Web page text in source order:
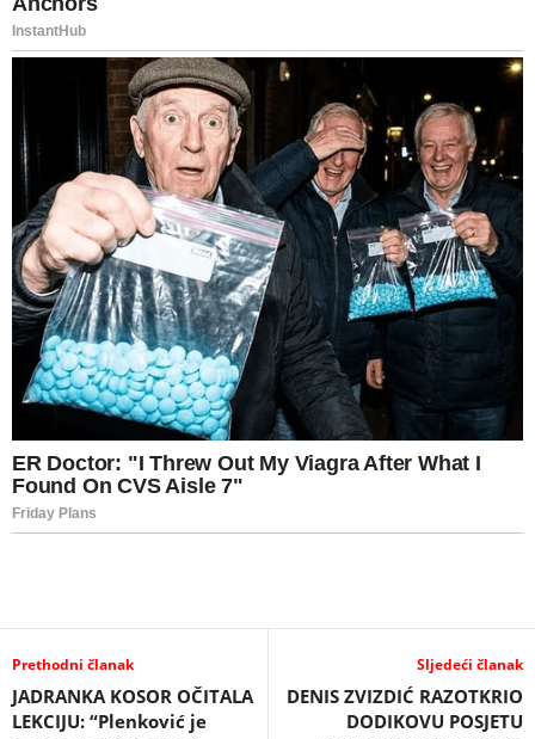
Prethodni članak
JADRANKA KOSOR OČITALA
LEKCIJU: “Plenković je
Sljedeći članak
DENIS ZVIZDIĆ RAZOTKRIO
DODIKOVU POSJETU